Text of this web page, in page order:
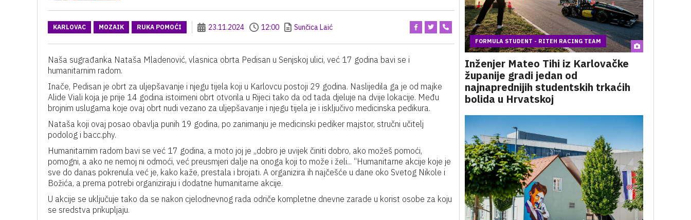
KARLOVAC MOZAIK RUKA POMOĆI 23.11.2024 12:00 Sunčica Laić
Naša sugrađanka Nataša Mladenović, vlasnica obrta Pedisan u Senjskoj ulici, već 17 godina bavi se i
humanitarnim radom.
Inače, Pedisan je obrt za uljepšavanje i njegu tijela koji u Karlovcu postoji 29 godina. Naslijedila ga je od majke
Alide Viali koja je prije 14 godina istoimeni obrt otvorila u Rijeci tako da od tada djeluje na dvije lokacije. Među
brojnim uslugama koje ovaj obrt nudi vezano za uljepšavanje i njegu tijela je i isključivo medicinska pedikura.
Nataša koji ovaj posao obavlja punih 19 godina, po zanimanju je medicinski pediker majstor, stručni učitelj
podolog i bacc.phy.
Humanitarnim radom bavi se već 17 godina, a moto joj je „dobro je uvijek činiti dobro, ako možeš pomoći,
pomogni, a ako ne nemoj ni odmoći, već preusmjeri dalje na onoga koji to može i želi... “Humanitarne akcije koje je
sve do danas pokrenula već je, kako kaže, prestala i brojati. A organizira ih najčešće u dane oko Svetog Nikole i
Božića, a prema potrebi organiziraju i dodatne humanitarne akcije.
U akcije se uključuje tako da se nakon cjelodnevnog rada odriče kompletne dnevne zarade u korist osobe za koju
se sredstva prikupljaju.
FORMULA STUDENT - RITEH RACING TEAM
Inženjer Mateo Tihi iz Karlovačke
županije gradi jedan od
najnaprednijih studentskih trkaćih
bolida u Hrvatskoj